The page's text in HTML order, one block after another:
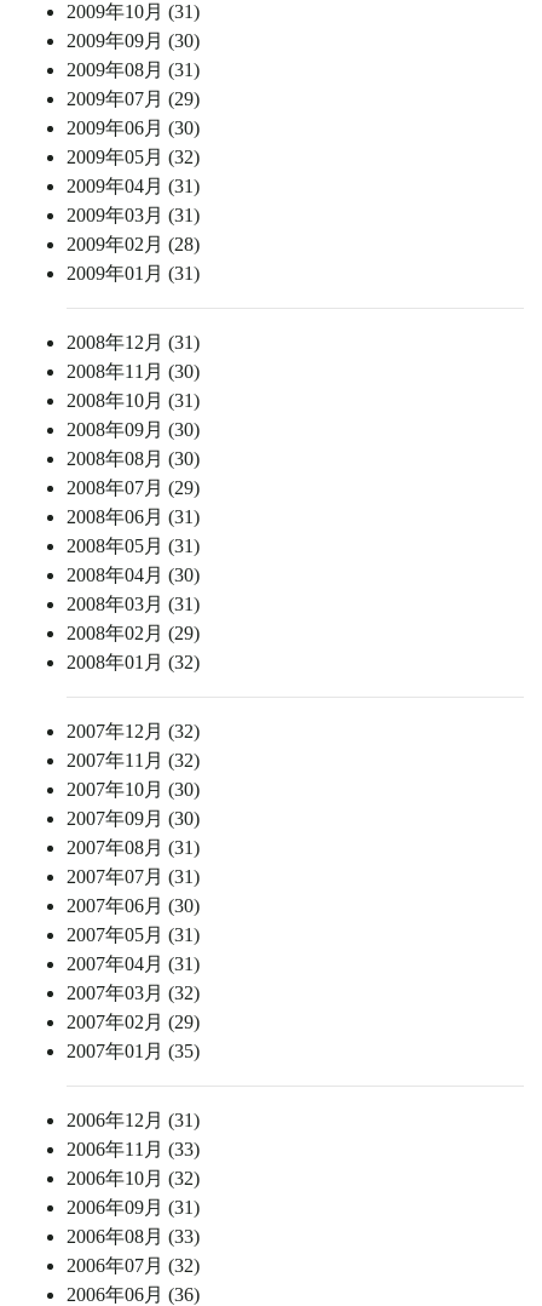
2009年10月 (31)
2009年09月 (30)
2009年08月 (31)
2009年07月 (29)
2009年06月 (30)
2009年05月 (32)
2009年04月 (31)
2009年03月 (31)
2009年02月 (28)
2009年01月 (31)
2008年12月 (31)
2008年11月 (30)
2008年10月 (31)
2008年09月 (30)
2008年08月 (30)
2008年07月 (29)
2008年06月 (31)
2008年05月 (31)
2008年04月 (30)
2008年03月 (31)
2008年02月 (29)
2008年01月 (32)
2007年12月 (32)
2007年11月 (32)
2007年10月 (30)
2007年09月 (30)
2007年08月 (31)
2007年07月 (31)
2007年06月 (30)
2007年05月 (31)
2007年04月 (31)
2007年03月 (32)
2007年02月 (29)
2007年01月 (35)
2006年12月 (31)
2006年11月 (33)
2006年10月 (32)
2006年09月 (31)
2006年08月 (33)
2006年07月 (32)
2006年06月 (36)